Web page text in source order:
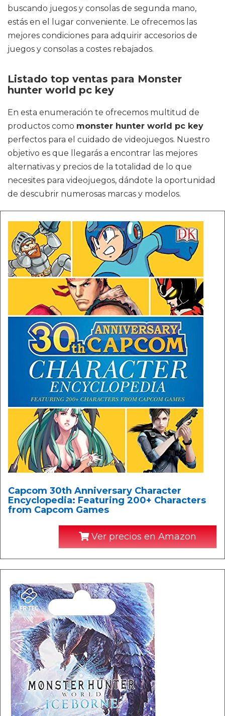
buscando juegos y consolas de segunda mano,
estás en el lugar conveniente. Le ofrecemos las
mejores condiciones para adquirir accesorios de
juegos y consolas a costes rebajados.
Listado top ventas para Monster
hunter world pc key
En esta enumeración te ofrecemos multitud de
productos como monster hunter world pc key
perfectos para el cuidado de videojuegos. Nuestro
objetivo es que llegarás a encontrar las mejores
alternativas y precios de la totalidad de lo que
necesites para videojuegos, dándote la oportunidad
de descubrir numerosas marcas y modelos.
Capcom 30th Anniversary Character
Encyclopedia: Featuring 200+ Characters
from Capcom Games
Ver precios en Amazon